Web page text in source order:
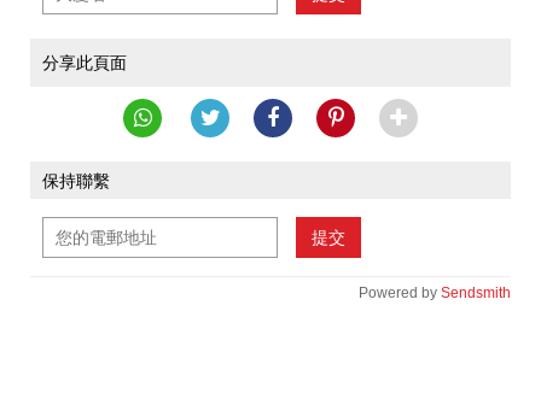
分享此頁面
保持聯繫
提交
Powered by Sendsmith